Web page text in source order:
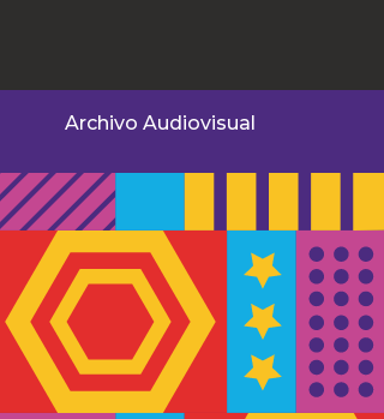
Archivo Audiovisual